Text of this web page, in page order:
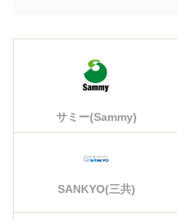
サミー(Sammy)
SANKYO(三共)